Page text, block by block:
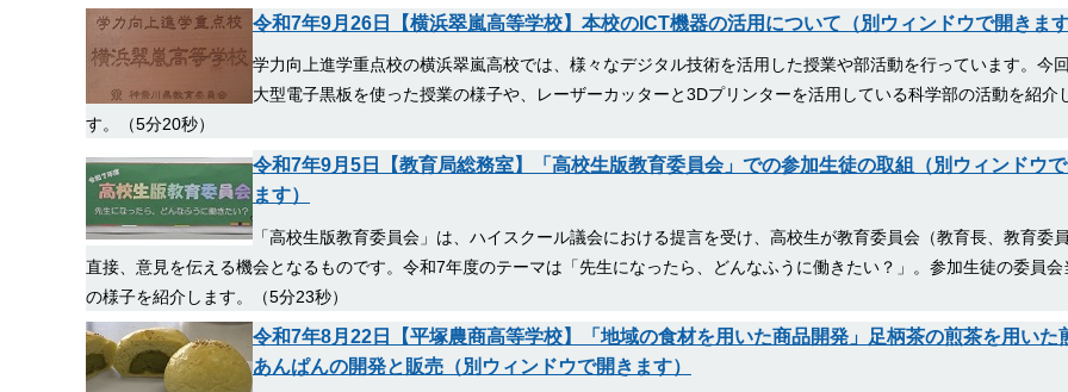
令和7年9月26日【横浜翠嵐高等学校】本校のICT機器の活用について（別ウィンドウで開きます
学力向上進学重点校の横浜翠嵐高校では、様々なデジタル技術を活用した授業や部活動を行っています。今回
大型電子黒板を使った授業の様子や、レーザーカッターと3Dプリンターを活用している科学部の活動を紹介
す。（5分20秒）
令和7年9月5日【教育局総務室】「高校生版教育委員会」での参加生徒の取組（別ウィンドウ
ます）
「高校生版教育委員会」は、ハイスクール議会における提言を受け、高校生が教育委員会（教育長、教育委
直接、意見を伝える機会となるものです。令和7年度のテーマは「先生になったら、どんなふうに働きたい？」。参加生徒の委員会
の様子を紹介します。（5分23秒）
令和7年8月22日【平塚農商高等学校】「地域の食材を用いた商品開発」足柄茶の煎茶を用いた
あんぱんの開発と販売（別ウィンドウで開きます）